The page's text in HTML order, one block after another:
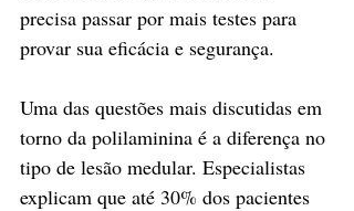
precisa passar por mais testes para
provar sua eficácia e segurança.
Uma das questões mais discutidas em
torno da polilaminina é a diferença no
tipo de lesão medular. Especialistas
explicam que até 30% dos pacientes